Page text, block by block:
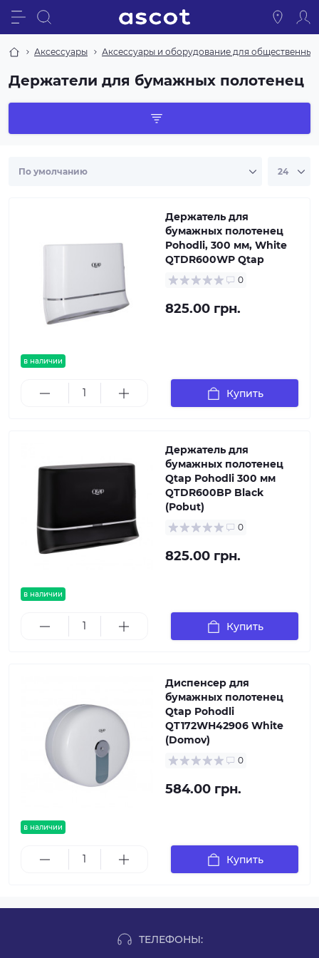
Аксессуары Аксессуары и оборудование для общественных
Держатели для бумажных полотенец
в наличии
Держатель для
бумажных полотенец
Pohodli, 300 мм, White
QTDR600WP Qtap
0
825.00 грн.
Купить
в наличии
Держатель для
бумажных полотенец
Qtap Pohodli 300 мм
QTDR600BP Black
(Pobut)
0
825.00 грн.
Купить
в наличии
Диспенсер для
бумажных полотенец
Qtap Pohodli
QT172WH42906 White
(Domov)
0
584.00 грн.
Купить
ТЕЛЕФОНЫ: